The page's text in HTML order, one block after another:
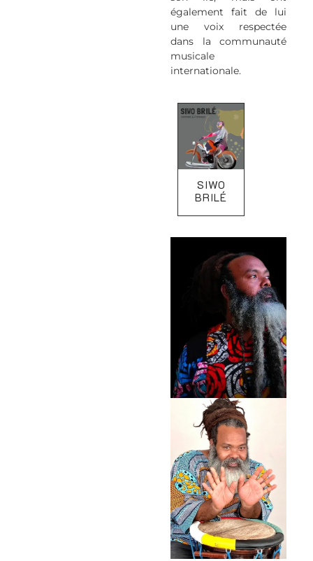
également fait de lui
une voix respectée
dans la communauté
musicale
internationale.
SIWO
BRILÉ